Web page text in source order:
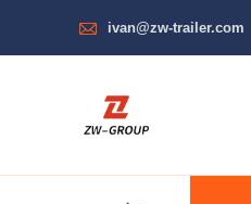
 ivan@zw-trailer.com